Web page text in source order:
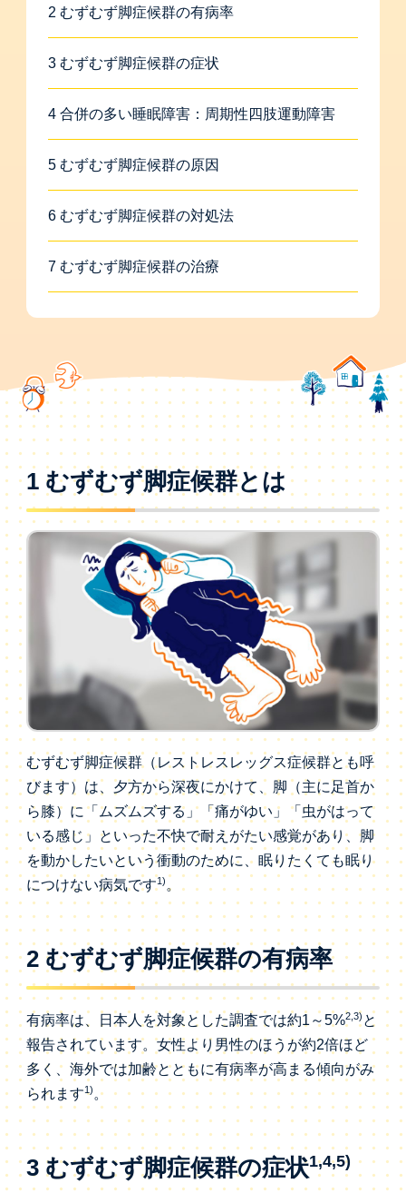
2 むずむず脚症候群の有病率
3 むずむず脚症候群の症状
4 合併の多い睡眠障害：周期性四肢運動障害
5 むずむず脚症候群の原因
6 むずむず脚症候群の対処法
7 むずむず脚症候群の治療
1 むずむず脚症候群とは
むずむず脚症候群（レストレスレッグス症候群とも呼
びます）は、夕方から深夜にかけて、脚（主に足首か
ら膝）に「ムズムズする」「痛がゆい」「虫がはって
いる感じ」といった不快で耐えがたい感覚があり、脚
を動かしたいという衝動のために、眠りたくても眠り
につけない病気です1) 。
2 むずむず脚症候群の有病率
有病率は、日本人を対象とした調査では約1～5%2,3) と
報告されています。女性より男性のほうが約2倍ほど
多く、海外では加齢とともに有病率が高まる傾向がみ
られます1) 。
3 むずむず脚症候群の症状1,4,5)